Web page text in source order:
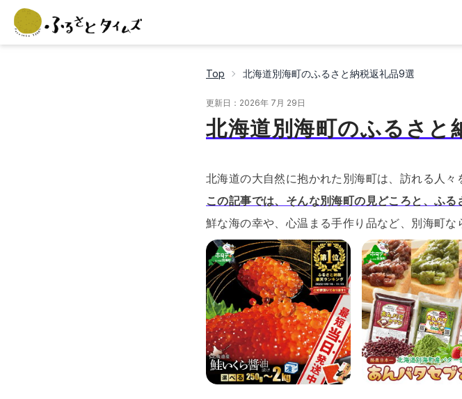
Top 北海道別海町のふるさと納税返礼品9選
更新日： 2026年 7月 29日
北海道別海町のふるさと
北海道の大自然に抱かれた別海町は、訪れる人々
この記事では、そんな別海町の見どころと、ふ
鮮な海の幸や、心温まる手作り品など、別海町な